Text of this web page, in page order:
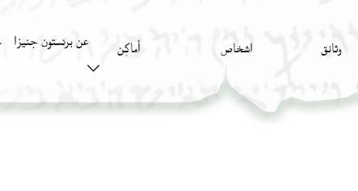
وثائق اشخاص أَماكِن عن برنستون جنيزا